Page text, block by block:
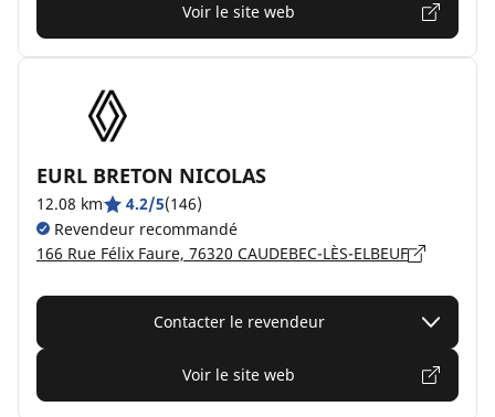
Voir le site web
EURL BRETON NICOLAS
12.08 km 4.2/5(146)
Revendeur recommandé
166 Rue Félix Faure, 76320 CAUDEBEC-LÈS-ELBEUF
Contacter le revendeur
Voir le site web